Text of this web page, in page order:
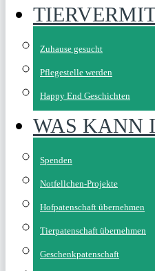
Zuhause gesucht
Pflegestelle werden
Happy End Geschichten
WAS KANN
Spenden
Notfellchen-Projekte
Hofpatenschaft übernehmen
Tierpatenschaft übernehmen
Geschenkpatenschaft